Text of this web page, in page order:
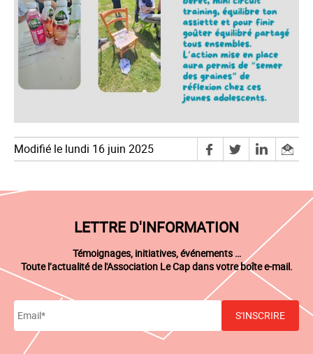
Modifié le lundi 16 juin 2025
LETTRE D'INFORMATION
Témoignages, initiatives, événements …
Toute l’actualité de l'Association Le Cap dans votre boîte e-mail.